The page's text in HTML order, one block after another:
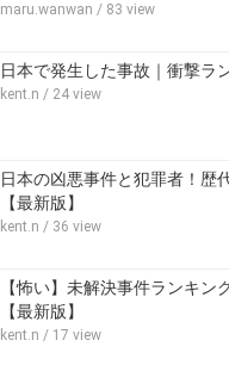
maru.wanwan / 83 view
日本で発生した事故｜衝撃ラ
kent.n / 24 view
日本の凶悪事件と犯罪者！歴
【最新版】
kent.n / 36 view
【怖い】未解決事件ランキン
【最新版】
kent.n / 17 view